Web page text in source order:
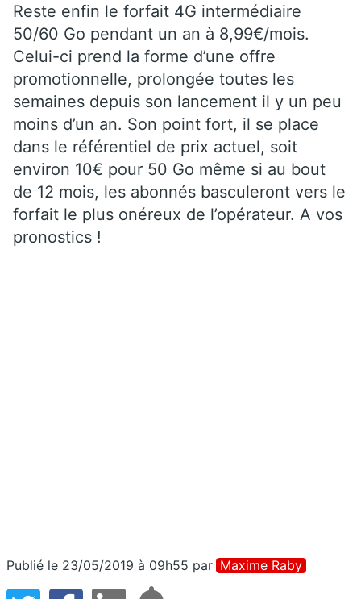
Reste enfin le forfait 4G intermédiaire
50/60 Go pendant un an à 8,99€/mois.
Celui-ci prend la forme d’une offre
promotionnelle, prolongée toutes les
semaines depuis son lancement il y un peu
moins d’un an. Son point fort, il se place
dans le référentiel de prix actuel, soit
environ 10€ pour 50 Go même si au bout
de 12 mois, les abonnés basculeront vers le
forfait le plus onéreux de l’opérateur. A vos
pronostics !
Publié le 23/05/2019 à 09h55 par Maxime Raby